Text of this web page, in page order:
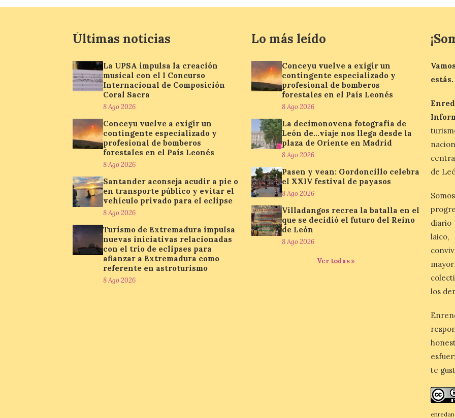
Últimas noticias
La UPSA impulsa la creación
musical con el I Concurso
Internacional de Composición
Coral Sacra
8 Ago 2026
Conceyu vuelve a exigir un
contingente especializado y
profesional de bomberos
forestales en el País Leonés
8 Ago 2026
Santander aconseja acudir a pie o
en transporte público y evitar el
vehículo privado para el eclipse
8 Ago 2026
Turismo de Extremadura impulsa
nuevas iniciativas relacionadas
con el trío de eclipses para
afianzar a Extremadura como
referente en astroturismo
8 Ago 2026
Lo más leído
Conceyu vuelve a exigir un
contingente especializado y
profesional de bomberos
forestales en el País Leonés
8 Ago 2026
La decimonovena fotografía de
León de…viaje nos llega desde la
plaza de Oriente en Madrid
8 Ago 2026
Pasen y vean: Gordoncillo celebra
el XXIV festival de payasos
8 Ago 2026
Villadangos recrea la batalla en el
que se decidió el futuro del Reino
de León
8 Ago 2026
Ver todas »
estás.
de
diario
los
te